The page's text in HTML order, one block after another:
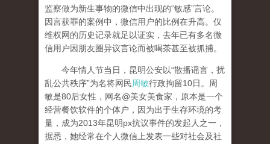
监察做为新生事物的微信中出现的“敏感”言论。
因言获罪的案例中，微信用户的比例在升高。仅
维权网的历史记录就足以证实，去年已有多名微
信用户因朋友圈异议言论而被喝茶甚至被抓捕。
今年情人节当日，昆明公安以“散播谣言，扰
乱公共秩序”为名将网民周敏行政拘留10日。周
敏是80后女性，网名@美女美食家，原本是一个
经营餐饮软件的个体户，因为出于生存环境的考
量，成为2013年昆明px抗议事件的发起人之一，
据悉，她经常在个人微信上发表一些对社会及社